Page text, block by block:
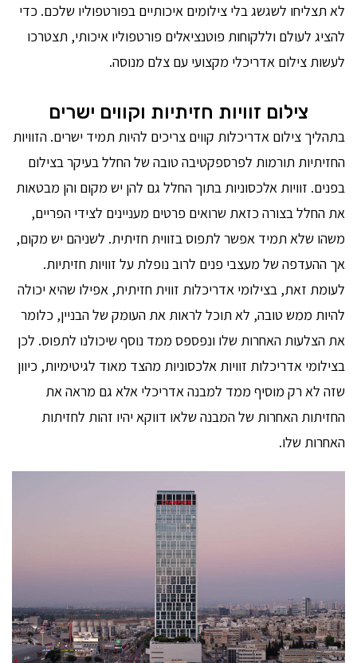
לא תצליחו לשגשג בלי צילומים איכותיים בפורטפוליו שלכם. כדי
להציג לעולם וללקוחות פוטנציאלים פורטפוליו איכותי, תצטרכו
לעשות צילום אדריכלי מקצועי עם צלם מנוסה.
צילום זוויות חזיתיות וקווים ישרים
בתהליך צילום אדריכלות קווים צריכים להיות תמיד ישרים. הזוויות
החזיתיות תורמות לפרספקטיבה טובה של החלל בעיקר בצילום
בפנים. זוויות אלכסוניות בתוך החלל גם להן יש מקום והן מבטאות
את החלל בצורה כזאת שרואים פרטים מעניינים לצידי הפריים,
משהו שלא תמיד אפשר לתפוס בזווית חזיתית. לשניהם יש מקום,
אך ההעדפה של מעצבי פנים לרוב נופלת על זוויות חזיתיות.
לעומת זאת, בצילומי אדריכלות זווית חזיתית, אפילו שהיא יכולה
להיות ממש טובה, לא תוכל לראות את העומק של הבניין, כלומר
את הצלעות האחרות שלו ונפספס ממד נוסף שיכולנו לתפוס. לכן
בצילומי אדריכלות זוויות אלכסוניות מהצד מאוד לגיטימיות, כיוון
שזה לא רק מוסיף ממד למבנה אדריכלי אלא גם מראה את
החזיתות האחרות של המבנה שלאו דווקא יהיו זהות לחזיתות
האחרות שלו.